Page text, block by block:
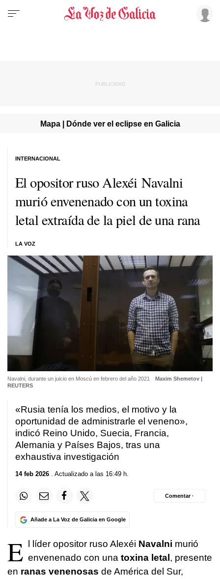
Mapa | Dónde ver el eclipse en Galicia
El opositor ruso Alexéi Navalni
murió envenenado con un toxina
letal extraída de la piel de una rana
LA VOZ
INTERNACIONAL
Navalni, durante un juicio en Moscú en febrero del año 2021
Maxim Shemetov |
REUTERS
«Rusia tenía los medios, el motivo y la
oportunidad de administrarle el veneno»,
indicó Reino Unido, Suecia, Francia,
Alemania y Países Bajos, tras una
exhaustiva investigación
14 feb 2026 . Actualizado a las 16:49 h.
Añade a La Voz de Galicia en Google
Comentar ·
E l líder opositor ruso Alexéi Navalni murió
envenenado con una toxina letal , presente
en ranas venenosas de América del Sur,